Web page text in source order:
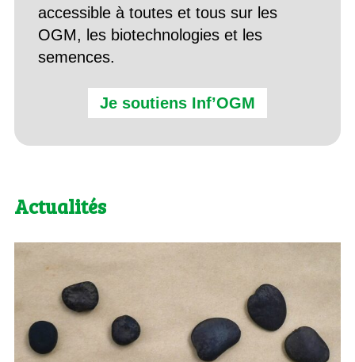
accessible à toutes et tous sur les
OGM, les biotechnologies et les
semences.
Je soutiens Inf’OGM
Actualités